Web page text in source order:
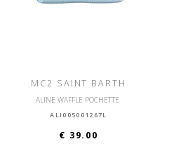
MC2 SAINT BARTH
ALINE WAFFLE POCHETTE
ALI005001267L
€ 39.00